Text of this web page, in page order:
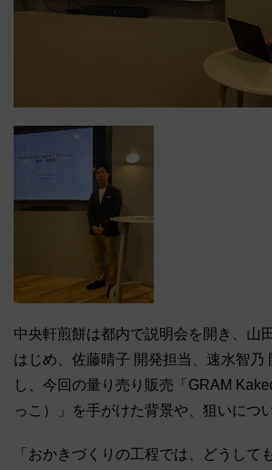
中央軒煎餅は都内で説明会を開き、山
はじめ、佐藤晴子 開発担当、速水智乃
し、今回の量り売り販売「GRAM
っこ）」を手がけた背景や、狙いにつ
「おかきづくりの工程では、どうして